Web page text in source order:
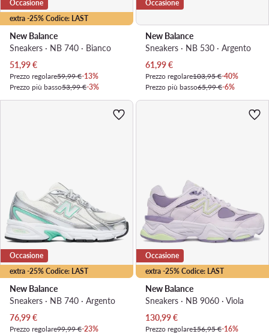
extra -25% Codice: LAST
Occasione
New Balance
Sneakers · NB 740 · Bianco
Prezzo attuale
51,99€
Prezzo regolare59,99 €-13%
Prezzo più basso53,99 €-3%
Occasione
New Balance
Sneakers · NB 530 · Argento
Prezzo attuale
61,99€
Prezzo regolare103,95 €-40%
Prezzo più basso65,99 €-6%
extra -25% Codice: LAST
Occasione
New Balance
Sneakers · NB 740 · Argento
Prezzo attuale
76,99€
Prezzo regolare99,99 €-23%
extra -25% Codice: LAST
Occasione
New Balance
Sneakers · NB 9060 · Viola
Prezzo attuale
130,99€
Prezzo regolare156,95 €-16%